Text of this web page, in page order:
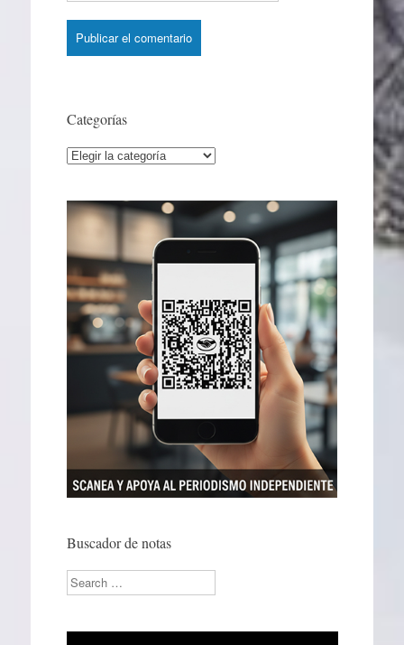
Categorías
Categorías
Buscador de notas
Search